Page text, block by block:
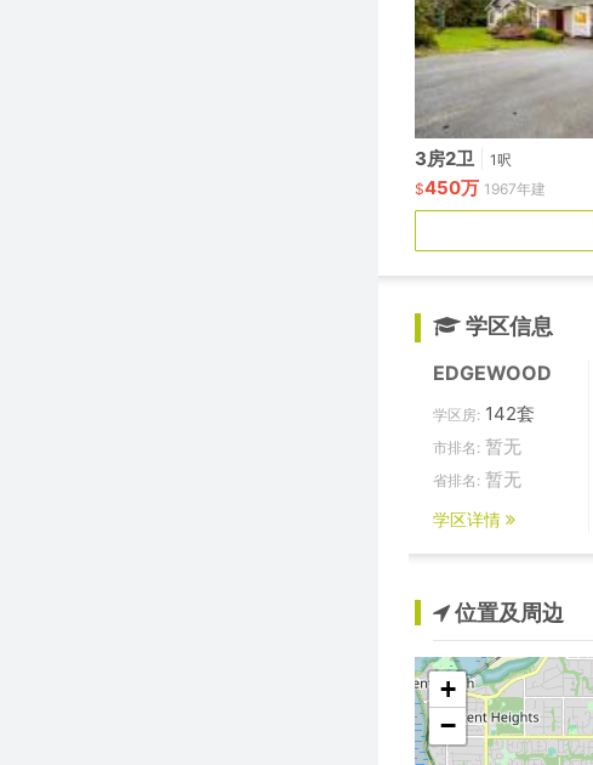
3房2卫
1呎
$450万 1967年建
学区信息
EDGEWOOD
学区房: 142套
市排名: 暂无
省排名: 暂无
学区详情
位置及周边
+
−